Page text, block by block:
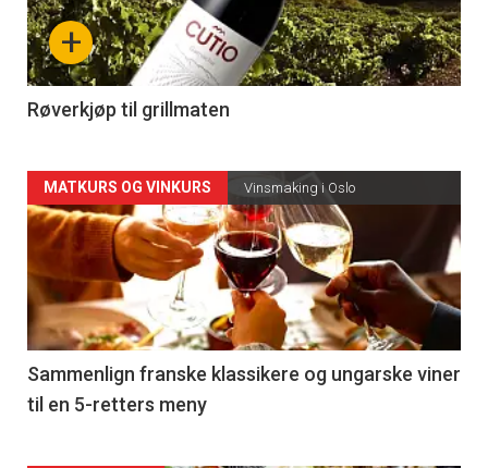
nå
-
4
+
Røverkjøp til grillmaten
Forsiden
akkurat
nå
-
5
MATKURS OG VINKURS Vinsmaking i Oslo
Sammenlign franske klassikere og ungarske viner
til en 5-retters meny